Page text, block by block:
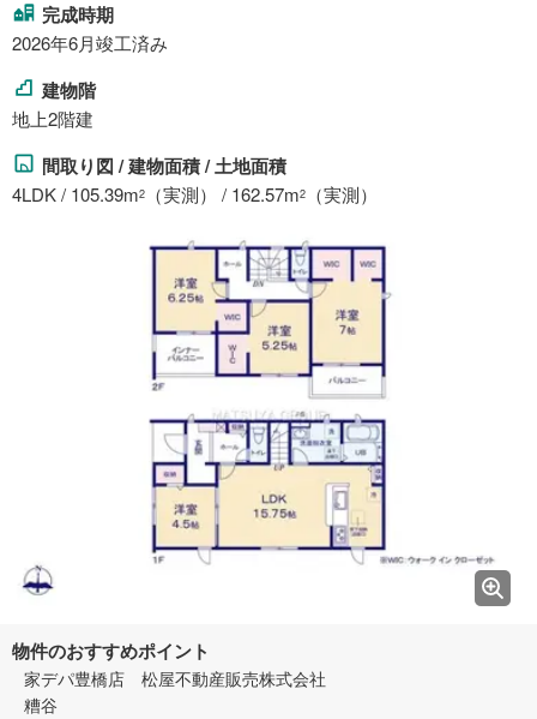
完成時期
2026年6月竣工済み
建物階
地上2階建
間取り図 / 建物面積 / 土地面積
4LDK / 105.39m2 （実測） / 162.57m2 （実測）
物件のおすすめポイント
家デパ豊橋店 松屋不動産販売株式会社
糟谷